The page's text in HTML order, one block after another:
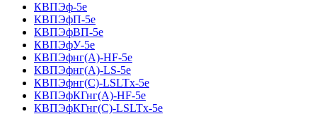
КВПЭф-5е
КВПЭфП-5е
КВПЭфВП-5е
КВПЭфУ-5е
КВПЭфнг(А)-HF-5е
КВПЭфнг(А)-LS-5е
КВПЭфнг(С)-LSLTx-5е
КВПЭфКГнг(А)-HF-5е
КВПЭфКГнг(С)-LSLTx-5е